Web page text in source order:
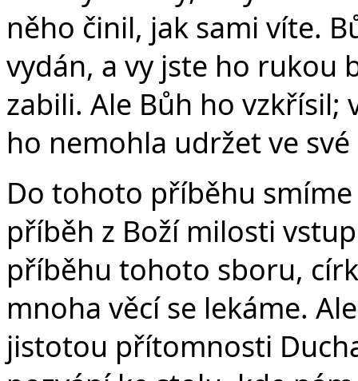
něho činil, jak sami víte.
vydán, a vy jste ho rukou
zabili. Ale Bůh ho
ho nemohla udržet ve své
Do tohoto příběhu
příběh z Boží milosti
příběhu tohoto sboru,
mnoha věcí se lekáme.
jistotou přítomnosti